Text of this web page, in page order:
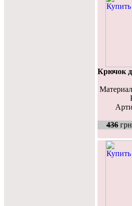
Крючок
436 грн